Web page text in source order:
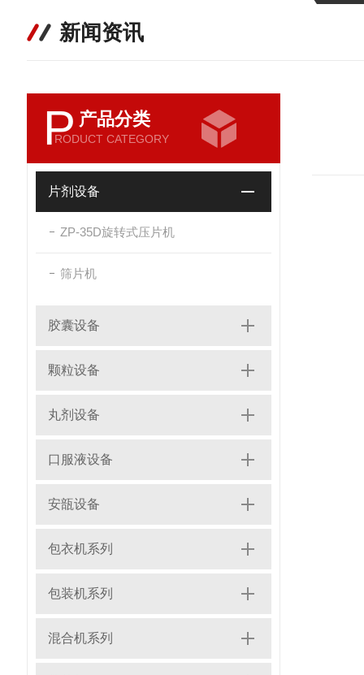
新闻资讯
P 产品分类
RODUCT CATEGORY
片剂设备
ZP-35D旋转式压片机
筛片机
胶囊设备
颗粒设备
丸剂设备
口服液设备
安瓿设备
包衣机系列
包装机系列
混合机系列